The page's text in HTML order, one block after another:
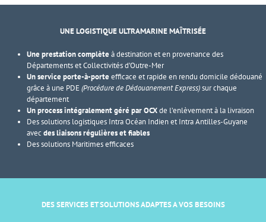
UNE LOGISTIQUE ULTRAMARINE MAÎTRISÉE
Une prestation complèteà destination et en provenance des
Départements et Collectivités d’Outre-Mer
Un service porte-à-porteefficace et rapide en rendu domicile dédouané
grâce à une PDE(Procédure de Dédouanement Express)sur chaque
département
Un process intégralement géré par OCXde l’enlèvement à la livraison
Des solutions logistiques Intra Océan Indien et Intra Antilles-Guyane
avecdes liaisons régulières et fiables
Des solutions Maritimes efficaces
DES SERVICES ET SOLUTIONS ADAPTES A VOS BESOINS